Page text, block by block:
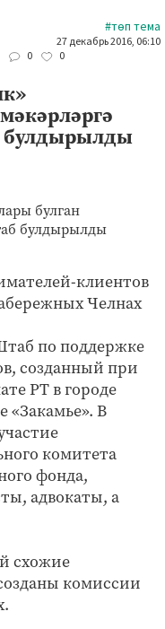
#төп тема
27 декабрь 2016, 06:10
0 0
булдырылды
клиентов
Челнах
по поддержке
созданный при
РТ в городе
В
комитета
фонда,
адвокаты, а
схожие
комиссии